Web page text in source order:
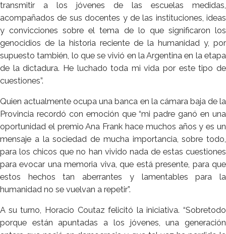
transmitir a los jóvenes de las escuelas medidas,
acompañados de sus docentes y de las instituciones, ideas
y convicciones sobre el tema de lo que significaron los
genocidios de la historia reciente de la humanidad y, por
supuesto también, lo que se vivió en la Argentina en la etapa
de la dictadura. He luchado toda mi vida por este tipo de
cuestiones”.
Quien actualmente ocupa una banca en la cámara baja de la
Provincia recordó con emoción que “mi padre ganó en una
oportunidad el premio Ana Frank hace muchos años y es un
mensaje a la sociedad de mucha importancia, sobre todo,
para los chicos que no han vivido nada de estas cuestiones
para evocar una memoria viva, que está presente, para que
estos hechos tan aberrantes y lamentables para la
humanidad no se vuelvan a repetir”.
A su turno, Horacio Coutaz felicitó la iniciativa. “Sobretodo
porque están apuntadas a los jóvenes, una generación